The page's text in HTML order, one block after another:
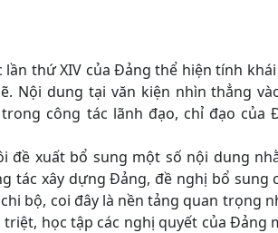
thứ XIV của Đảng thể hiện tính
Nội dung tại văn kiện nhìn thẳng
công tác lãnh đạo, chỉ đạo của
đề xuất bổ sung một số nội dung
tác xây dựng Đảng, đề nghị bổ sung
bộ, coi đây là nền tảng quan trọng
học tập các nghị quyết của Đảng